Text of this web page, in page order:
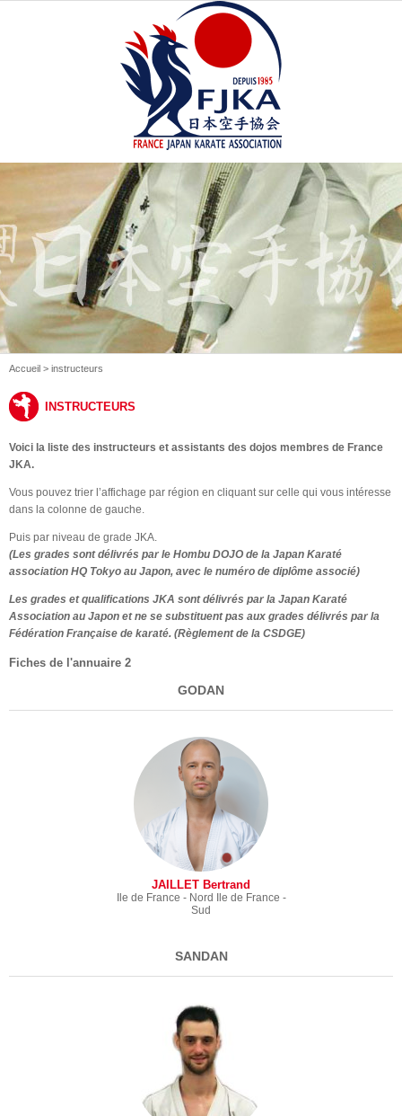
Accueil > instructeurs
INSTRUCTEURS
Voici la liste des instructeurs et assistants des dojos membres de France
JKA.
Vous pouvez trier l’affichage par région en cliquant sur celle qui vous intéresse
dans la colonne de gauche.
Puis par niveau de grade JKA.
(Les grades sont délivrés par le Hombu DOJO de la Japan Karaté
association HQ Tokyo au Japon, avec le numéro de diplôme associé)
Les grades et qualifications JKA sont délivrés par la Japan Karaté
Association au Japon et ne se substituent pas aux grades délivrés par la
Fédération Française de karaté. (Règlement de la CSDGE)
Fiches de l'annuaire 2
GODAN
JAILLET Bertrand
Ile de France - Nord Ile de France -
Sud
SANDAN